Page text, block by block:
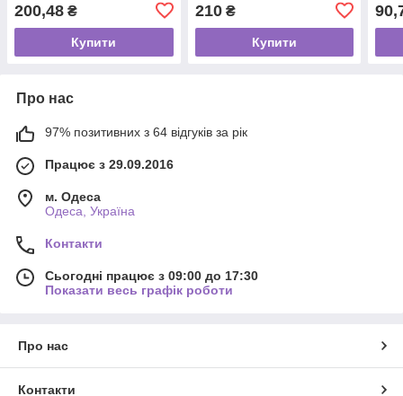
200,48 ₴
Купити
210₴
Купити
Про нас
97% позитивних з 64 відгуків за рік
Працює з 29.09.2016
м. Одеса
Одеса, Україна
Контакти
Сьогодні працює з 09:00 до 17:30
Показати весь графік роботи
Про нас
Контакти